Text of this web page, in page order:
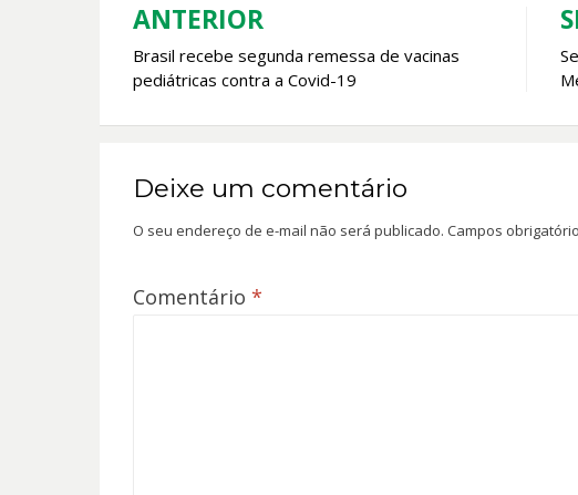
Navegação
de
ANTERIOR
Brasil recebe segunda remessa de vacinas
pediátricas contra a Covid-19
Deixe um comentário
O seu endereço de e-mail não será publicado. Campos
Comentário *